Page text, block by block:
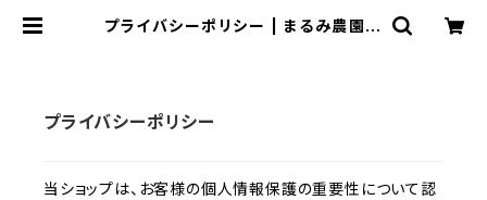
プライバシーポリシー | まるみ農園｜
プライバシーポリシー
当ショップは、お客様の個人情報保護の重要性について認